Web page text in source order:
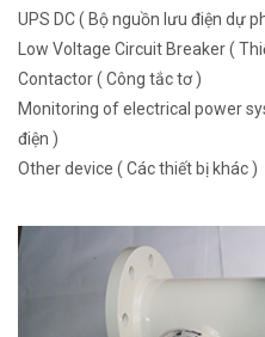
UPS DC ( Bộ nguồn lưu điện dự
Low Voltage Circuit Breaker (
Contactor ( Công tắc tơ )
Monitoring of electrical power
điện )
Other device ( Các thiết bị khác )